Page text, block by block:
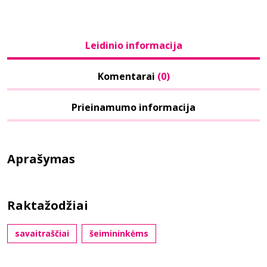
Leidinio informacija
Komentarai (0)
Prieinamumo informacija
Aprašymas
Raktažodžiai
savaitraščiai šeimininkėms